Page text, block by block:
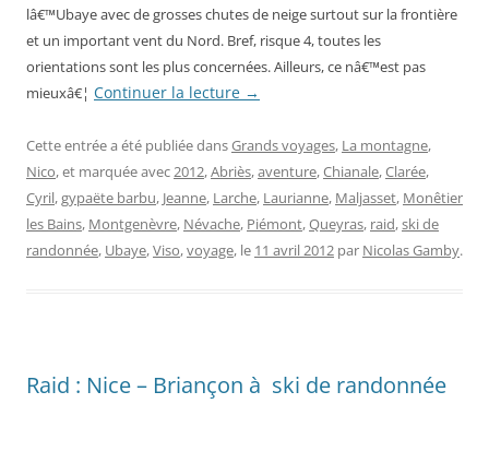
lâ€™Ubaye avec de grosses chutes de neige surtout sur la frontière
et un important vent du Nord. Bref, risque 4, toutes les
orientations sont les plus concernées. Ailleurs, ce nâ€™est pas
mieuxâ€¦ Continuer la lecture →
Cette entrée a été publiée dansGrands voyages, La montagne,
Nico, et marquée avec2012,Abriès,aventure,Chianale,Clarée,
Cyril,gypaëte barbu, Jeanne, Larche, Laurianne, Maljasset, Monêtier
les Bains, Montgenèvre, Névache, Piémont,Queyras, raid,ski de
randonnée, Ubaye,Viso,voyage, le 11 avril 2012 par Nicolas Gamby.
Raid : Nice – Briançon à ski de randonnée